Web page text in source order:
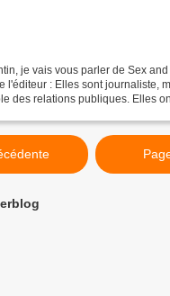
je vais vous parler de Sex
l'éditeur : Elles sont journaliste,
des relations publiques. Elles